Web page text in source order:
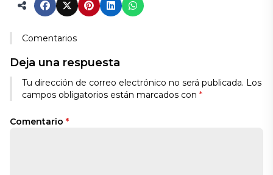
Comentarios
Deja una respuesta
Tu dirección de correo electrónico no será publicada. Los
campos obligatorios están marcados con *
Comentario *
Alternative: